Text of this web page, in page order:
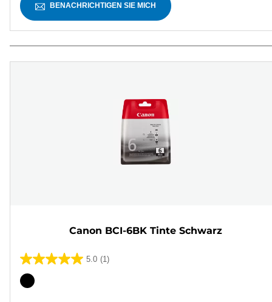
BENACHRICHTIGEN SIE MICH
Canon BCI-6BK Tinte Schwarz
5.0 (1)
5.0
von
Farbpatrone